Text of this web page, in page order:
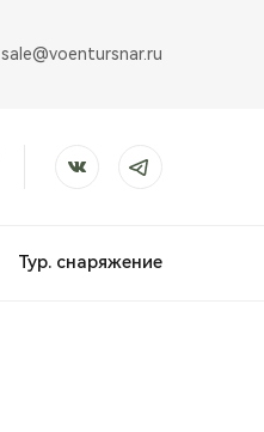
sale@voentursnar.ru
Тур. снаряжение